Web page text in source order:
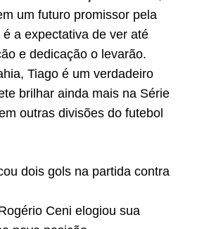
um futuro promissor pela
a expectativa de ver até
e dedicação o levarão.
Tiago é um verdadeiro
brilhar ainda mais na Série
outras divisões do futebol
dois gols na partida contra
Ceni elogiou sua